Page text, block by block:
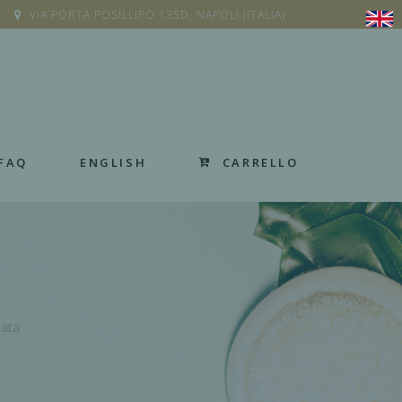
VIA PORTA POSILLIPO 135D, NAPOLI (ITALIA)
ENGLISH CARRELLO